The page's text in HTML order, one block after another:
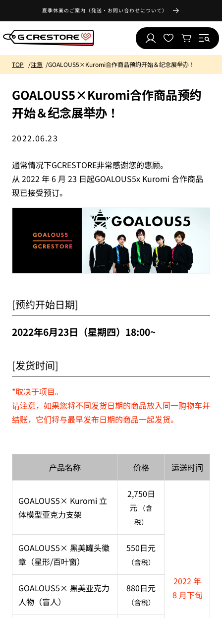
夏季休業のご案内（発送・お問い合わせについて）
登
录
藏
夹
列
表
购
物
车
TOP 注意 GOALOUS5×Kuromi合作商品预约开始＆纪念展举办！
GOALOUS5×Kuromi合作商品预约
开始＆纪念展举办！
2022.06.23
通常情况下GCRESTORE非常感谢您的惠顾。
从 2022 年 6 月 23 日起GOALOUS5x Kuromi 合作商品
现已接受预订。
[预约开始日期]
2022年6月23日（星期四）18:00~
[发货时间]
*取决于项目。
请注意，如果您将不同发货日期的商品放入同一购物车并
结账，它们将与最早发布日期的商品一起发货。
产品名称 价格 运送时间
GOALOUS5× Kuromi 立
体模型亚克力支架
2,750日
元 （含
税）
2022 年
8 月下旬
GOALOUS5× 黑美罐头徽
章（星形/百叶窗）
550日元
（含税）
GOALOUS5× 黑美亚克力
人物（盲人）
880日元
（含税）